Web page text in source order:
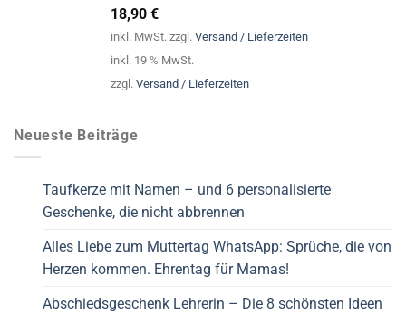
18,90 €
inkl. MwSt. zzgl. Versand / Lieferzeiten
inkl. 19 % MwSt.
zzgl. Versand / Lieferzeiten
Neueste Beiträge
Taufkerze mit Namen – und 6 personalisierte
Geschenke, die nicht abbrennen
Alles Liebe zum Muttertag WhatsApp: Sprüche, die von
Herzen kommen. Ehrentag für Mamas!
Abschiedsgeschenk Lehrerin – Die 8 schönsten Ideen